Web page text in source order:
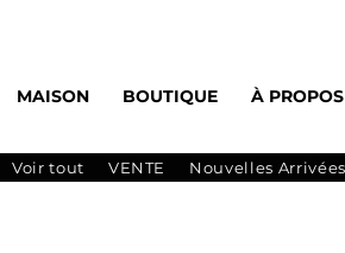
MAISON BOUTIQUE À PROPOS
Voir tout VENTE Nouvelles Arrivées